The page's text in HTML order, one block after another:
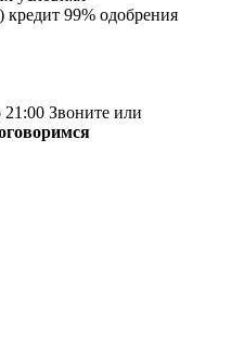
кредит 99% одобрения
Звоните или